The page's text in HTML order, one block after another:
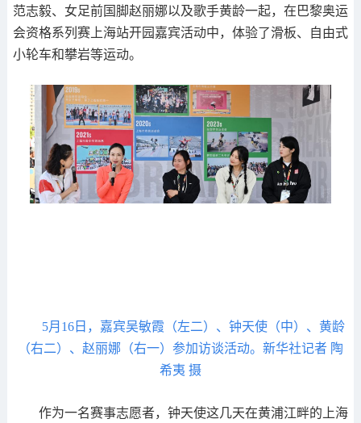
范志毅、女足前国脚赵丽娜以及歌手黄龄一起，在巴黎奥运
会资格系列赛上海站开园嘉宾活动中，体验了滑板、自由式
小轮车和攀岩等运动。
5月16日，嘉宾吴敏霞（左二）、钟天使（中）、黄龄
（右二）、赵丽娜（右一）参加访谈活动。新华社记者 陶
希夷 摄
作为一名赛事志愿者，钟天使这几天在黄浦江畔的上海